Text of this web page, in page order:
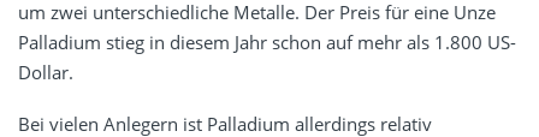
um zwei unterschiedliche Metalle. Der Preis für eine Unze
Palladium stieg in diesem Jahr schon auf mehr als 1.800 US-
Dollar.
Bei vielen Anlegern ist Palladium allerdings relativ